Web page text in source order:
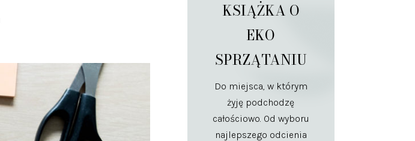
KSIĄŻKA O
EKO
SPRZĄTANIU
Do miejsca, w którym
żyję podchodzę
całościowo. Od wyboru
najlepszego odcienia